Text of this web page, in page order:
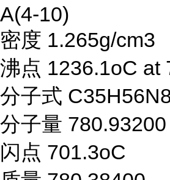
A(4-10)
密度 1.265g/cm3
沸点 1236.1oC at
分子式
分子量 780.93200
闪点 701.3oC